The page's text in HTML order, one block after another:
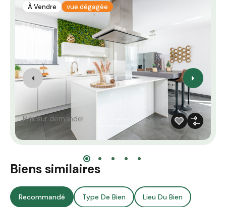
À Vendre vue dégagée
Prix sur demande!
Biens similaires
Recommandé Type De Bien Lieu Du Bien